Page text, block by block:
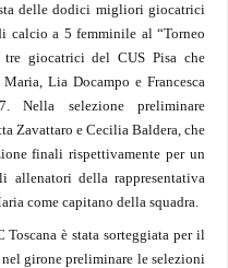
delle dodici migliori giocatrici
calcio a 5 femminile al “Torneo
giocatrici del CUS Pisa che
Lia Docampo e Francesca
Nella selezione preliminare
Zavattaro e Cecilia Baldera, che
finali rispettivamente per un
della rappresentativa
come capitano della squadra.
Toscana è stata sorteggiata per il
girone preliminare le selezioni